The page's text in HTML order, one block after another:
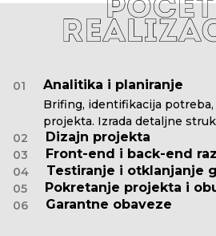
01 Analitika i planiranje
Brifing, identifikacija
projekta. Izrada detaljne
02
Dizajn projekta
03 Front-end i back-end
04 Testiranje i otklanjanje
05 Pokretanje projekta i
06 Garantne obaveze